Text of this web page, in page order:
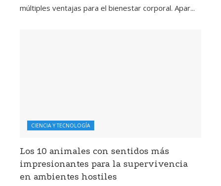
múltiples ventajas para el bienestar corporal. Apar...
CIENCIA Y TECNOLOGÍA
Los 10 animales con sentidos más
impresionantes para la supervivencia
en ambientes hostiles